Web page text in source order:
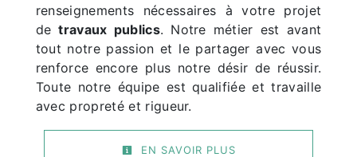
renseignements nécessaires à votre projet
detravaux publics. Notre métier est avant
tout notre passion et le partager avec vous
renforce encore plus notre désir de réussir.
Toute notre équipe est qualifiée et travaille
avec propreté et rigueur.
EN SAVOIR PLUS